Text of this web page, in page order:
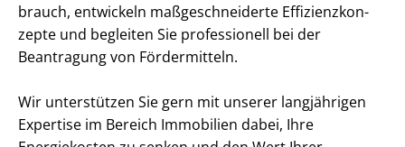
brauch, entwickeln maß­ge­schnei­der­te Ef­fi­zi­enz­kon­
zep­te und begleiten Sie professionell bei der
Beantragung von Fördermitteln.
Wir unterstützen Sie gern mit unserer langjährigen
Expertise im Bereich Immobilien dabei, Ihre